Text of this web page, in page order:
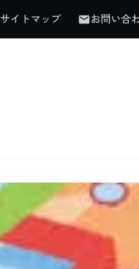
サイトマップ お問い合